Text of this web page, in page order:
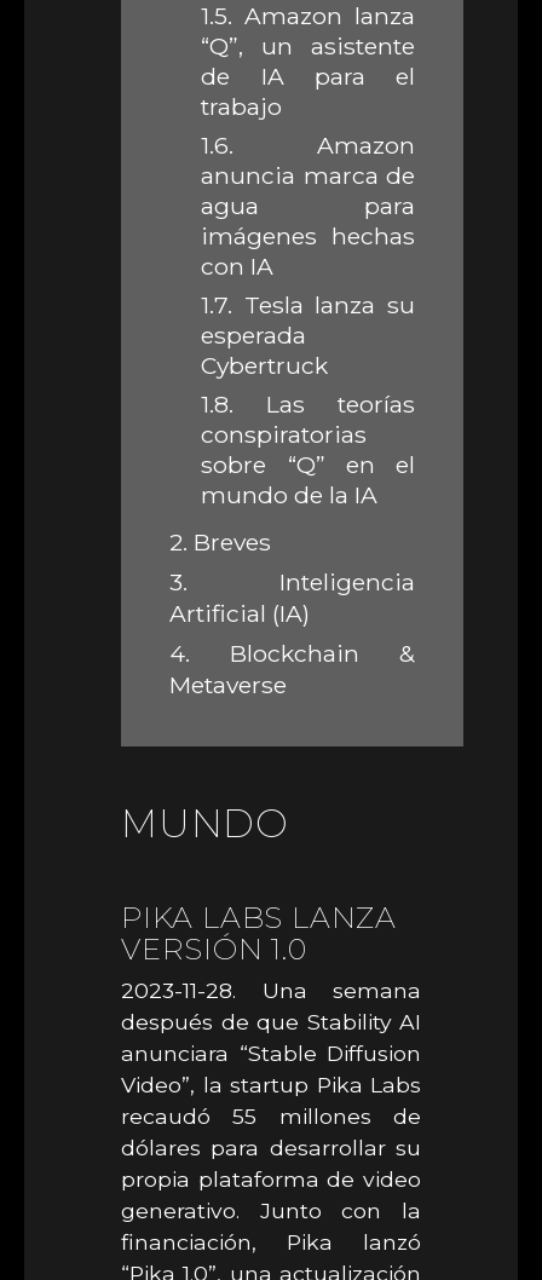
1.5. Amazon lanza
“Q”, un asistente
de IA para el
trabajo
1.6. Amazon
anuncia marca de
agua para
imágenes hechas
con IA
1.7. Tesla lanza su
esperada
Cybertruck
1.8. Las teorías
conspiratorias
sobre “Q” en el
mundo de la IA
2. Breves
3. Inteligencia
Artificial (IA)
4. Blockchain &
Metaverse
MUNDO
PIKA LABS LANZA
VERSIÓN 1.0
2023-11-28. Una semana
después de que Stability AI
anunciara “Stable Diffusion
Video”, la startup Pika Labs
recaudó 55 millones de
dólares para desarrollar su
propia plataforma de video
generativo. Junto con la
financiación, Pika lanzó
“Pika 1.0”, una actualización